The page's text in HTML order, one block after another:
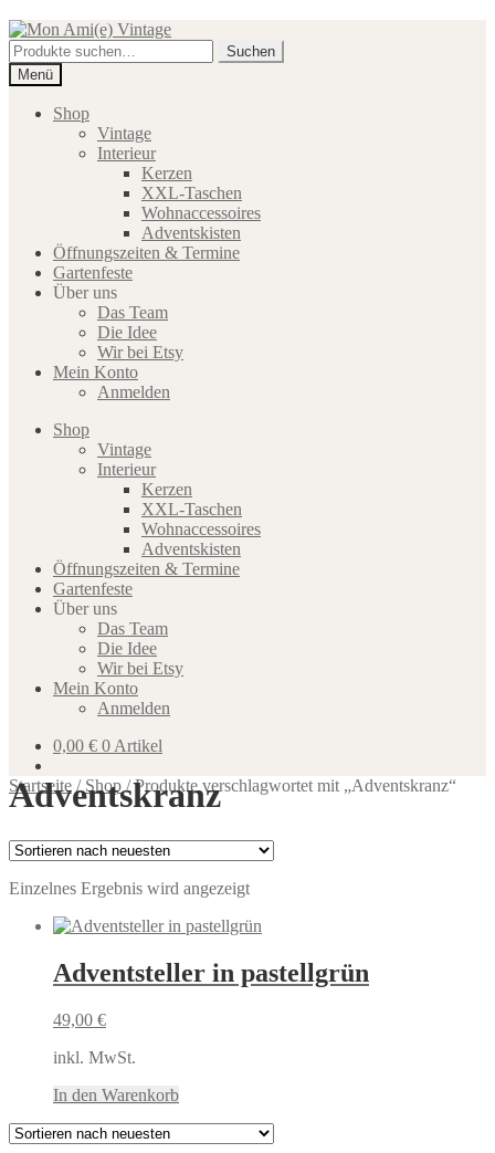
Zur
Navigation
springen
Zum
Inhalt
springen
Suche
nach:
Suchen
Menü
Shop
Vintage
Interieur
Kerzen
XXL-Taschen
Wohnaccessoires
Adventskisten
Öffnungszeiten & Termine
Gartenfeste
Über uns
Das Team
Die Idee
Wir bei Etsy
Mein Konto
Anmelden
Shop
Vintage
Interieur
Kerzen
XXL-Taschen
Wohnaccessoires
Adventskisten
Öffnungszeiten & Termine
Gartenfeste
Über uns
Das Team
Die Idee
Wir bei Etsy
Mein Konto
Anmelden
0,00 € 0 Artikel
Startseite / Shop /Produkte verschlagwortet mit „Adventskranz“
Adventskranz
Einzelnes Ergebnis wird angezeigt
Adventsteller in pastellgrün
49,00 €
inkl. MwSt.
In den Warenkorb